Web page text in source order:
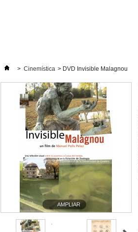
> Cinemística > DVD Invisible Malagnou
AMPLIAR